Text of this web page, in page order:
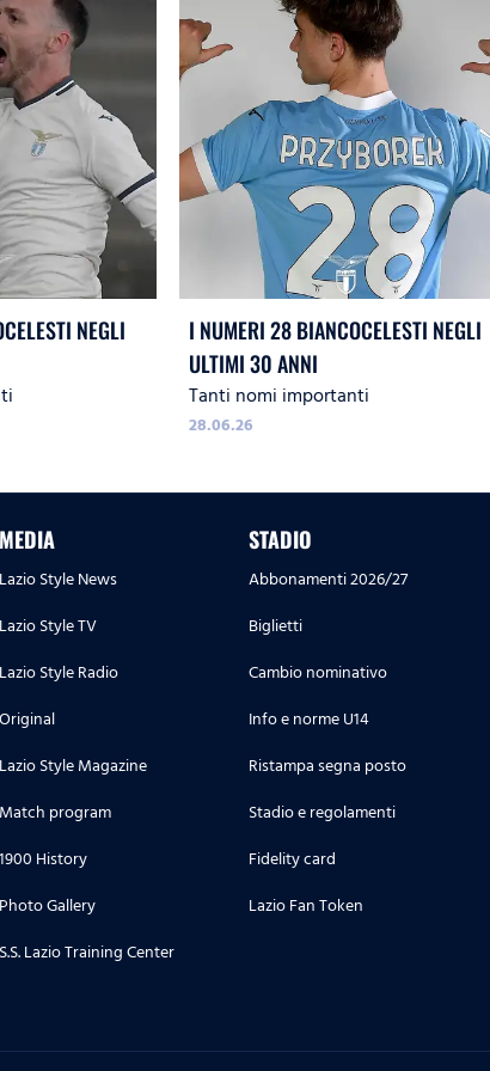
NEGLI
I NUMERI 28 BIANCOCELESTI NEGLI
ULTIMI 30 ANNI
Tanti nomi importanti
28.06.26
MEDIA
Lazio Style News
Lazio Style TV
Lazio Style Radio
Original
Lazio Style Magazine
Match program
1900 History
Photo Gallery
S.S. Lazio Training Center
STADIO
Abbonamenti 2026/27
Biglietti
Cambio nominativo
Info e norme U14
Ristampa segna posto
Stadio e regolamenti
Fidelity card
Lazio Fan Token